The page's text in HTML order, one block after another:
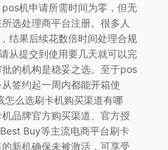
机申请所需时间为零，但无
选处理商平台注册。很多人
结果后续花数倍时间处理合规
从提交到使用要几天就可以完
的机构是稳妥之选。至于pos
签约起一周内都能开箱使
怎么选刷卡机购买渠道有哪
品牌官方购买渠道、官方授
Buy等主流电商平台刷卡
新机确保未被激活，可享受